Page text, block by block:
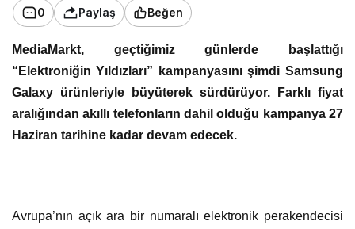
0 Paylaş Beğen
MediaMarkt, geçtiğimiz günlerde başlattığı
“Elektroniğin Yıldızları” kampanyasını şimdi Samsung
Galaxy ürünleriyle büyüterek sürdürüyor. Farklı fiyat
aralığından akıllı telefonların dahil olduğu kampanya 27
Haziran tarihine kadar devam edecek.
Avrupa’nın açık ara bir numaralı elektronik perakendecisi